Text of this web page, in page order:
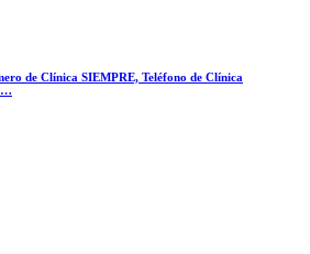
de Clínica SIEMPRE, Teléfono de Clínica